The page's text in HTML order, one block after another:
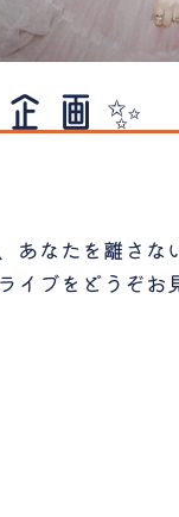
画✨
あなたを離さな
イブをどうぞお